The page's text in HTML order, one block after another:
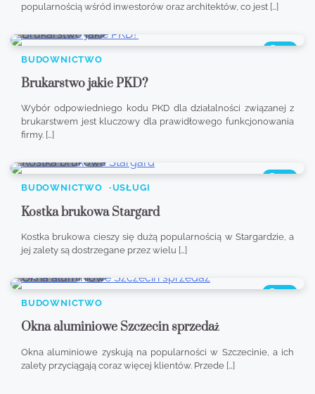
popularnością wśród inwestorów oraz architektów, co jest […]
357
BUDOWNICTWO
Brukarstwo jakie PKD?
Wybór odpowiedniego kodu PKD dla działalności związanej z
brukarstwem jest kluczowy dla prawidłowego funkcjonowania
firmy. […]
778
BUDOWNICTWO
USŁUGI
Kostka brukowa Stargard
Kostka brukowa cieszy się dużą popularnością w Stargardzie, a
jej zalety są dostrzegane przez wielu […]
462
BUDOWNICTWO
Okna aluminiowe Szczecin sprzedaż
Okna aluminiowe zyskują na popularności w Szczecinie, a ich
zalety przyciągają coraz więcej klientów. Przede […]